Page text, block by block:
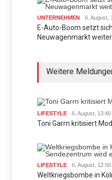
UNTERNEHMEN 6. August,
E-Auto-Boom setzt
Neuwagenmarkt
Weitere
LIFESTYLE 6. August,
Toni Garrn kritisiert
LIFESTYLE 6. August,
Weltkriegsbombe in